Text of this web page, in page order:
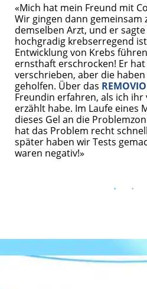
«Mich hat mein Freund mit
Wir gingen dann gemeinsam
demselben Arzt, und er
hochgradig krebserregend
Entwicklung von Krebs
ernsthaft erschrocken! Er
verschrieben, aber die
geholfen. Über das REMOVIO
Freundin erfahren, als ich
erzählt habe. Im Laufe eines
dieses Gel an die
hat das Problem recht
später haben wir Tests
waren negativ!»